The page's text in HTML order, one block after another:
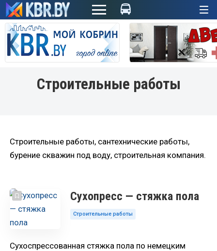
Строительные работы
Строительные работы, сантехнические работы,
бурение скважин под воду, строительная компания.
Сухопресс — стяжка пола
Строительные работы
Сухоспрессованная стяжка пола по немецким